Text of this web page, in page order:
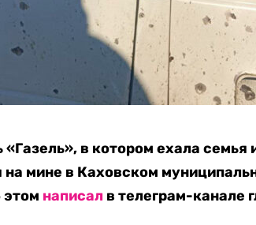
в котором ехала семья
на мине в Каховском
этом написал в телеграм-канале